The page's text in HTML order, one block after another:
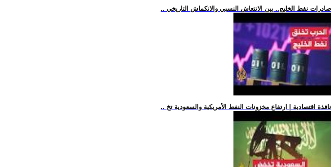
.. صادرات نفط الخليج.. بين الانتعاش النسبي والانكماش التاريخي
.. نافذة اقتصادية | ارتفاع مخزونات النفط الأمريكية والسعودية تخ